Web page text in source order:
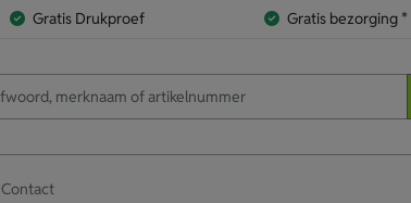
Gratis Drukproef Gratis bezorging *
Contact